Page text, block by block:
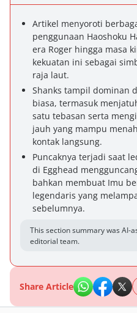
Artikel menyoroti
penggunaan Haoshoku
era Roger hingga masa
kekuatan ini sebagai
raja laut.
Shanks tampil dominan
biasa, termasuk
satu tebasan serta
jauh yang mampu
kontak langsung.
Puncaknya terjadi saat
di Egghead
bahkan membuat Imu
legendaris yang
sebelumnya.
This section summary was AI-
editorial team.
Share Article